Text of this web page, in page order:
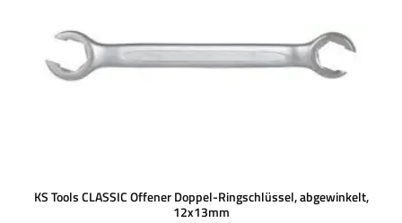
KS Tools CLASSIC Offener Doppel-Ringschlüssel, abgewinkelt,
12x13mm